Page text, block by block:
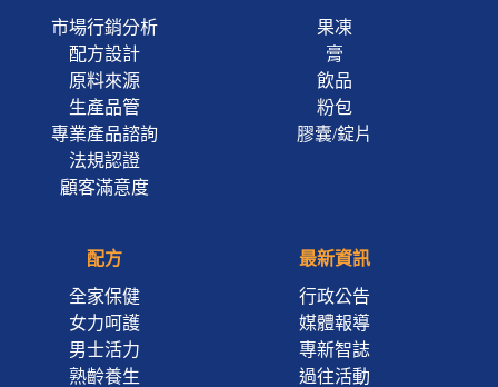
市場行銷分析
配方設計
原料來源
生產品管
專業產品諮詢
法規認證
顧客滿意度
果凍
膏
飲品
粉包
膠囊/錠片
配方
全家保健
女力呵護
男士活力
熟齡養生
最新資訊
行政公告
媒體報導
專新智誌
過往活動